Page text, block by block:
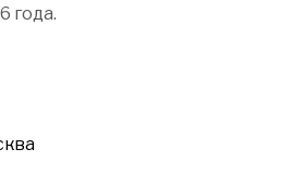
года.